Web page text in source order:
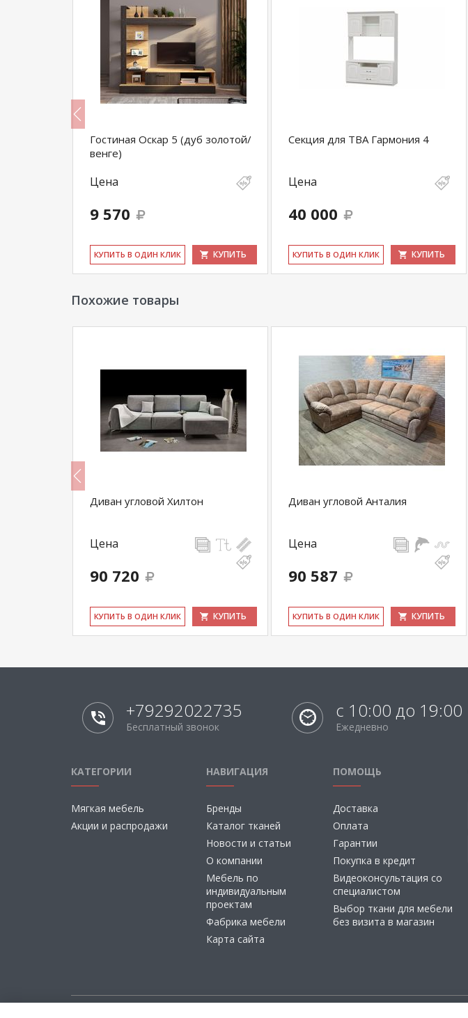
Гостиная Оскар 5 (дуб золотой/
венге)
Цена
9 570
КУ­ПИТЬ В ОДИН КЛИК КУПИТЬ
Секция для ТВА Гармония 4
Цена
40 000
КУ­ПИТЬ В ОДИН КЛИК КУПИТЬ
Похожие товары
Диван угловой Хилтон
Цена
90 720
КУ­ПИТЬ В ОДИН КЛИК КУПИТЬ
Диван угловой Анталия
Цена
90 587
КУ­ПИТЬ В ОДИН КЛИК КУПИТЬ
+79292022735
Бесплатный звонок
с 10:00 до 19:00
Ежедневно
КАТЕГОРИИ
Мягкая мебель
Акции и распродажи
НАВИГАЦИЯ
Бренды
Каталог тканей
Новости и статьи
О компании
Мебель по
индивидуальным
проектам
Фабрика мебели
Карта сайта
ПОМОЩЬ
Доставка
Оплата
Гарантии
Покупка в кредит
Видеоконсультация со
специалистом
Выбор ткани для мебели
без визита в магазин